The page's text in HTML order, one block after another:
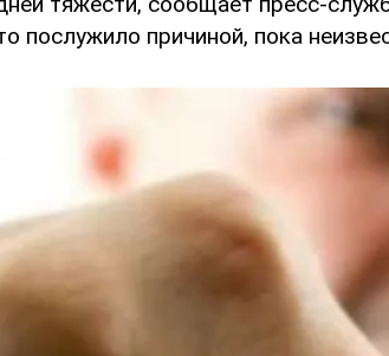
послужило причиной, пока